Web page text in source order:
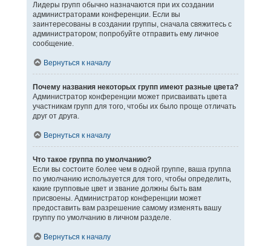
Лидеры групп обычно назначаются при их создании
администраторами конференции. Если вы
заинтересованы в создании группы, сначала свяжитесь с
администратором; попробуйте отправить ему личное
сообщение.
Вернуться к началу
Почему названия некоторых групп имеют разные цвета?
Администратор конференции может присваивать цвета
участникам групп для того, чтобы их было проще отличать
друг от друга.
Вернуться к началу
Что такое группа по умолчанию?
Если вы состоите более чем в одной группе, ваша группа
по умолчанию используется для того, чтобы определить,
какие групповые цвет и звание должны быть вам
присвоены. Администратор конференции может
предоставить вам разрешение самому изменять вашу
группу по умолчанию в личном разделе.
Вернуться к началу